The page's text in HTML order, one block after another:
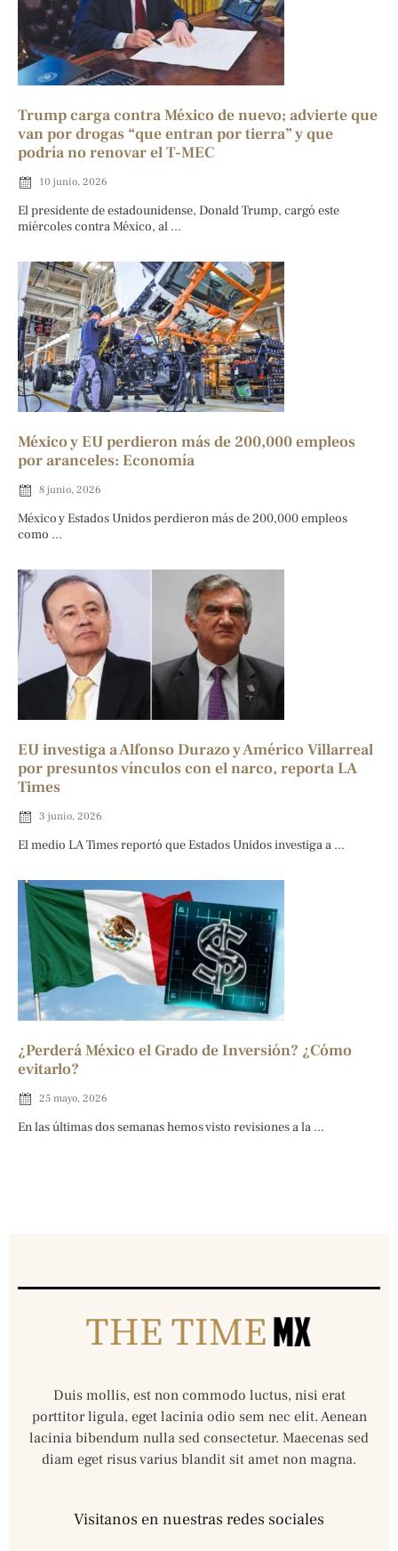
Trump carga contra México de nuevo; advierte que
van por drogas “que entran por tierra” y que
podría no renovar el T-MEC
10 junio, 2026
El presidente de estadounidense, Donald Trump, cargó este
miércoles contra México, al ...
México y EU perdieron más de 200,000 empleos
por aranceles: Economía
8 junio, 2026
México y Estados Unidos perdieron más de 200,000 empleos
como ...
EU investiga a Alfonso Durazo y Américo Villarreal
por presuntos vínculos con el narco, reporta LA
Times
3 junio, 2026
El medio LA Times reportó que Estados Unidos investiga a ...
¿Perderá México el Grado de Inversión? ¿Cómo
evitarlo?
25 mayo, 2026
En las últimas dos semanas hemos visto revisiones a la ...
Duis mollis, est non commodo luctus, nisi erat
porttitor ligula, eget lacinia odio sem nec elit. Aenean
lacinia bibendum nulla sed consectetur. Maecenas sed
diam eget risus varius blandit sit amet non magna.
Visitanos en nuestras redes sociales